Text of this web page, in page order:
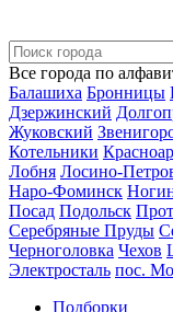
Все города по
Балашиха Бронницы
Дзержинский
Жуковский
Котельники
Лобня Лосино-
Наро-Фоминск
Посад Подольск
Серебряные Пруды
Черноголовка Чехов
Электросталь пос.
Подборки